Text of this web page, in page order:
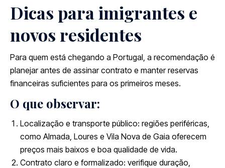
Dicas para imigrantes e
novos residentes
Para quem está chegando a Portugal, a recomendação é
planejar antes de assinar contrato e manter reservas
financeiras suficientes para os primeiros meses.
O que observar:
Localização e transporte público: regiões periféricas,
como Almada, Loures e Vila Nova de Gaia oferecem
preços mais baixos e boa qualidade de vida.
Contrato claro e formalizado: verifique duração,